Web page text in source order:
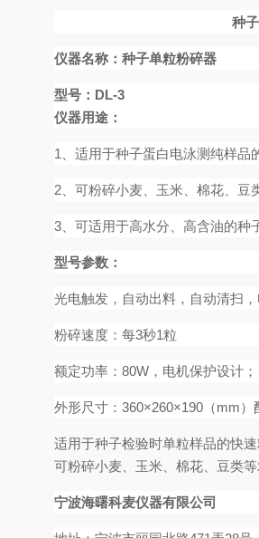
种
仪器名称： 种子单粒粉碎器
型号： DL-3
仪器用途：
1 、适用于种子蛋白电泳测纯样
2 、可粉碎小麦、玉米、棉花、豆
3 、可适用于高水分、高含油的种
型号参数：
光电触发，自动出料，自动清扫
粉碎速度：每3秒1粒
额定功率： 80W ，电机保护设计；
外形尺寸： 360×260×190 （mm）
适用于种子检验时单粒样品的快
可粉碎小麦、玉米、棉花、豆类等
宁波海曙科麦仪器有限公司